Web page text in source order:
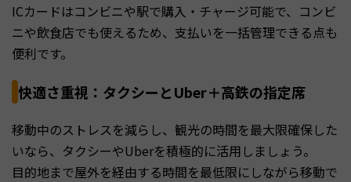
ICカードはコンビニや駅で購入・チャージ可能で、コンビ
ニや飲食店でも使えるため、支払いを一括管理できる点も
便利です。
快適さ重視：タクシーとUber＋高鉄の指定席
移動中のストレスを減らし、観光の時間を最大限確保した
いなら、タクシーやUberを積極的に活用しましょう。
目的地まで屋外を経由する時間を最低限にしながら移動で